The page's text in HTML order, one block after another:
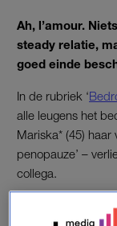
Ah, l’amour.
steady relatie,
goed einde
In de rubriek ‘
alle leugens het
Mariska* (45) haar
penopauze’ –
collega.